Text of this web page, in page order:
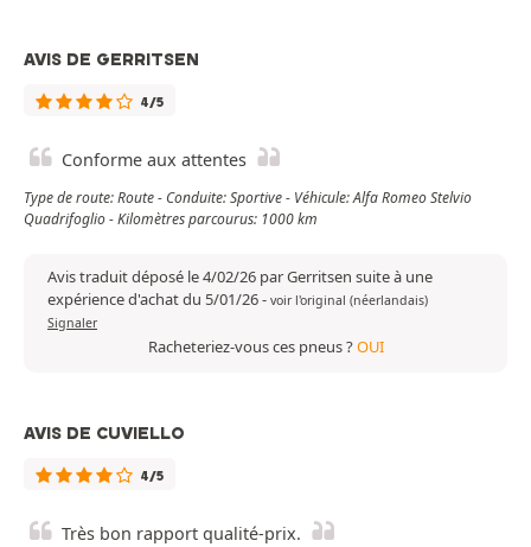
AVIS DE GERRITSEN
4/5
Conforme aux attentes
Type de route: Route - Conduite: Sportive - Véhicule: Alfa Romeo Stelvio
Quadrifoglio - Kilomètres parcourus: 1000 km
Avis traduit déposé le 4/02/26 par Gerritsen suite à une
expérience d'achat du 5/01/26- voir l'original (néerlandais)
Signaler
Racheteriez-vous ces pneus ?OUI
AVIS DE CUVIELLO
4/5
Très bon rapport qualité-prix.